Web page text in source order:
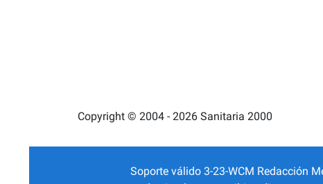
Copyright © 2004 - 2026 Sanitaria 2000
Soporte válido 3-23-WCM Redacción